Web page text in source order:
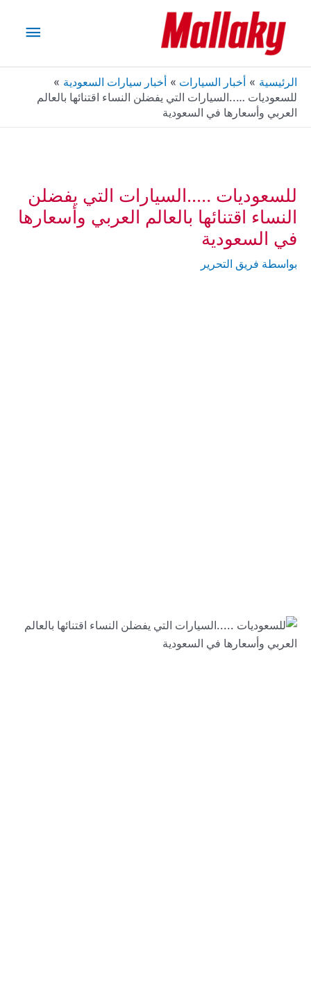
المحتوى
الرئيسية أخبار السيارات
أخبار سيارات السعودية
للسعوديات …..السيارات التي يفضلن النساء اقتنائها بالعالم
العربي وأسعارها في السعودية
للسعوديات …..السيارات التي يفضلن
النساء اقتنائها بالعالم العربي وأسعارها
في السعودية
بواسطة فريق التحرير